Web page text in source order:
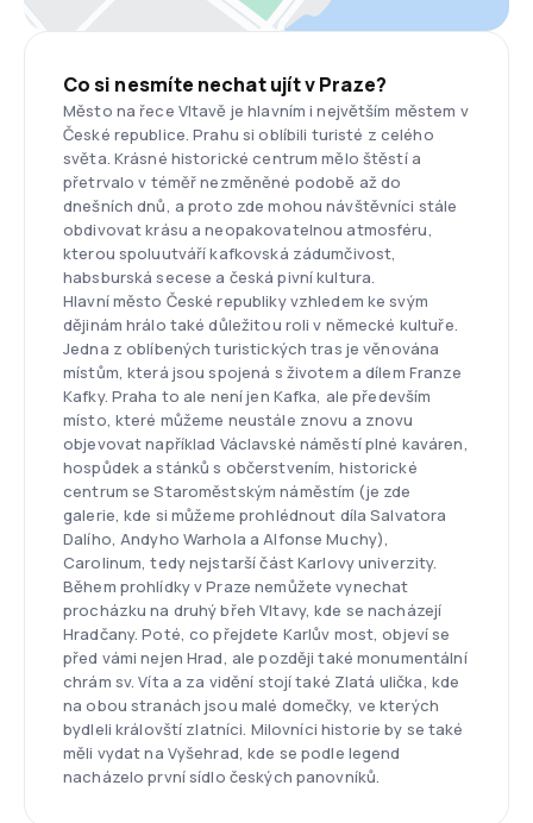
Co si nesmíte nechat ujít v Praze?
Město na řece Vltavě je hlavním i největším městem v
České republice. Prahu si oblíbili turisté z celého
světa. Krásné historické centrum mělo štěstí a
přetrvalo v téměř nezměněné podobě až do
dnešních dnů, a proto zde mohou návštěvníci stále
obdivovat krásu a neopakovatelnou atmosféru,
kterou spoluutváří kafkovská zádumčivost,
habsburská secese a česká pivní kultura.
Hlavní město České republiky vzhledem ke svým
dějinám hrálo také důležitou roli v německé kultuře.
Jedna z oblíbených turistických tras je věnována
místům, která jsou spojená s životem a dílem Franze
Kafky. Praha to ale není jen Kafka, ale především
místo, které můžeme neustále znovu a znovu
objevovat například Václavské náměstí plné kaváren,
hospůdek a stánků s občerstvením, historické
centrum se Staroměstským náměstím (je zde
galerie, kde si můžeme prohlédnout díla Salvatora
Dalího, Andyho Warhola a Alfonse Muchy),
Carolinum, tedy nejstarší část Karlovy univerzity.
Během prohlídky v Praze nemůžete vynechat
procházku na druhý břeh Vltavy, kde se nacházejí
Hradčany. Poté, co přejdete Karlův most, objeví se
před vámi nejen Hrad, ale později také monumentální
chrám sv. Víta a za vidění stojí také Zlatá ulička, kde
na obou stranách jsou malé domečky, ve kterých
bydleli královští zlatníci. Milovníci historie by se také
měli vydat na Vyšehrad, kde se podle legend
nacházelo první sídlo českých panovníků.